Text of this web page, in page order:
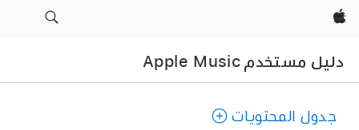
Apple‏
دليل مستخدم Apple Music
جدول المحتويات